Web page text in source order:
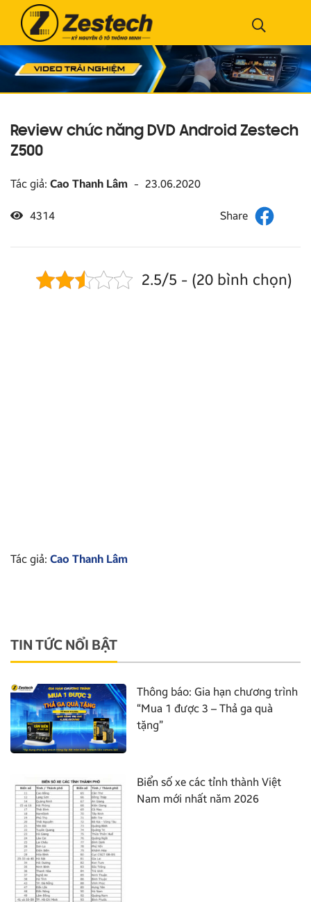
Review chức năng DVD Android Zestech
Z500
Tác giả: Cao Thanh Lâm - 23.06.2020
4314
2.5/5 - (20 bình chọn)
Tác giả: Cao Thanh Lâm
TIN TỨC NỔI BẬT
Thông báo: Gia hạn chương trình
“Mua 1 được 3 – Thả ga quà
tặng”
Biển số xe các tỉnh thành Việt
Nam mới nhất năm 2026